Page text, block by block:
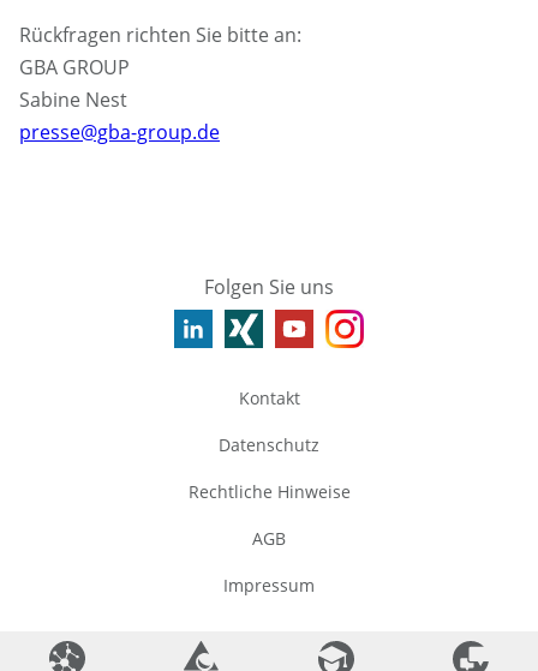
Rückfragen richten Sie bitte an:
GBA GROUP
Sabine Nest
presse@gba-group.de
Folgen Sie uns
Kontakt
Datenschutz
Rechtliche Hinweise
AGB
Impressum